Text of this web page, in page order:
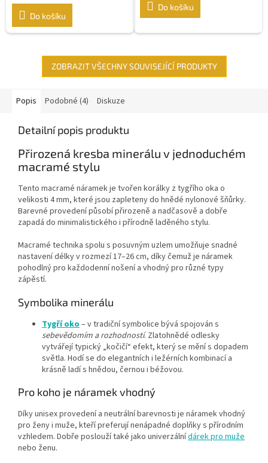
Do košíku
Do košíku
ZOBRAZIT VŠECHNY SOUVISEJÍCÍ PRODUKTY
Popis Podobné (4) Diskuze
Detailní popis produktu
Přirozená kresba minerálu v jednoduchém
macramé stylu
Tento macramé náramek je tvořen korálky z tygřího oka o
velikosti 4 mm, které jsou zapleteny do hnědé nylonové šňůrky.
Barevné provedení působí přirozeně a nadčasově a dobře
zapadá do minimalistického i přírodně laděného stylu.
Macramé technika spolu s posuvným uzlem umožňuje snadné
nastavení délky v rozmezí 17–26 cm, díky čemuž je náramek
pohodlný pro každodenní nošení a vhodný pro různé typy
zápěstí.
Symbolika minerálu
Tygří oko – v tradiční symbolice bývá spojován s
sebevědomím a rozhodností. Zlatohnědé odlesky
vytvářejí typický „kočičí“ efekt, který se mění s dopadem
světla. Hodí se do elegantních i ležérních kombinací a
krásně ladí s hnědou, černou i béžovou.
Pro koho je náramek vhodný
Díky unisex provedení a neutrální barevnosti je náramek vhodný
pro ženy i muže, kteří preferují nenápadné doplňky s přírodním
vzhledem. Dobře poslouží také jako univerzálnídárek pro muže
nebo ženu.